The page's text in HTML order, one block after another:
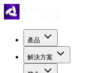
產品
解決方案